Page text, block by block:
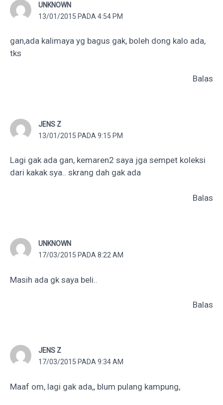
UNKNOWN
13/01/2015 PADA 4:54 PM
gan,ada kalimaya yg bagus gak, boleh dong kalo ada,
tks
Balas
JENS Z
13/01/2015 PADA 9:15 PM
Lagi gak ada gan, kemaren2 saya jga sempet koleksi
dari kakak sya.. skrang dah gak ada
Balas
UNKNOWN
17/03/2015 PADA 8:22 AM
Masih ada gk saya beli..
Balas
JENS Z
17/03/2015 PADA 9:34 AM
Maaf om, lagi gak ada,, blum pulang kampung,